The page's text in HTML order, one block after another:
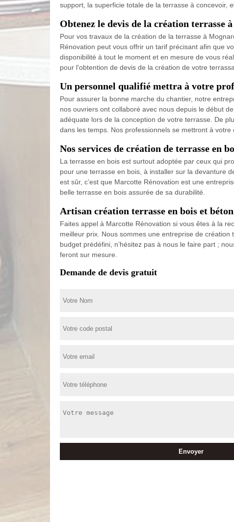
support, la superficie totale de la terrasse à concevoir,
Obtenez le devis de la création terrasse
Pour vos travaux de la création de la terrasse à
Rénovation peut vous offrir un tarif précisant afin que
disponibilité à tout le moment et en mesure de vous
pour l'obtention de devis de la création de votre
Un personnel qualifié mettra à votre
Pour assurer la bonne marche du chantier, notre
nos ouvriers ont collaboré avec nous depuis le début
adéquate lors de la conception de votre terrasse. De
dans les temps. Nos professionnels se mettront à votre
Nos services de création de terrasse en
La terrasse en bois est surtout adoptée par ceux qui
pour une terrasse en bois, à installer sur la devanture
est sûr, c’est que Marcotte Rénovation est une
belle terrasse en bois assurée de sa durabilité.
Artisan création terrasse en bois et
Faites appel à Marcotte Rénovation si vous êtes à la
meilleur prix. Nous sommes une entreprise de
budget prédéfini, n’hésitez pas à nous le faire part ;
feront sur mesure.
Demande de devis gratuit